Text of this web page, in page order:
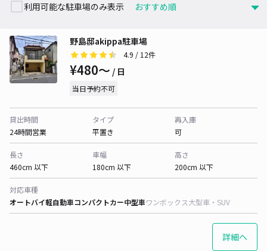
利用可能な駐車場のみ表示
野島邸akippa駐車場
4.9 / 12件
¥480〜 / 日
当日予約不可
貸出時間
24時間営業
タイプ
平置き
再入庫
可
長さ
460cm 以下
車幅
180cm 以下
高さ
200cm 以下
対応車種
オートバイ軽自動車コンパクトカー中型車ワンボックス大型車・SUV
詳細へ